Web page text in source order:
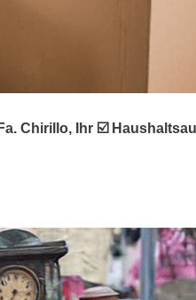
Chirillo, Ihr ☑️